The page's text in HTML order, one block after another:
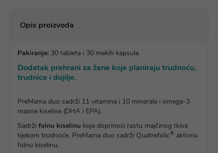
Opis proizvoda
Pakiranje: 30 tableta i 30 mekih kapsula
Dodatak prehrani za žene koje planiraju trudnoću,
trudnice i dojilje.
PreMama duo sadrži 11 vitamina i 10 minerala i omega-3
masne kiseline (DHA i EPA).
Sadrži folnu kiselinu koja doprinosi rastu majčinog tkiva
tijekom trudnoće. PreMama duo sadrži Quatrefolic® aktivnu
folnu kiselinu.